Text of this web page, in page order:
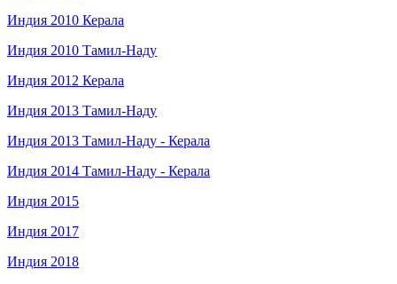
Индия 2010 Керала
Индия 2010 Тамил-Наду
Индия 2012 Керала
Индия 2013 Тамил-Наду
Индия 2013 Тамил-Наду - Керала
Индия 2014 Тамил-Наду - Керала
Индия 2015
Индия 2017
Индия 2018